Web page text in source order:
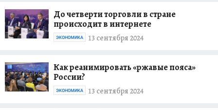
До четверти торговли в стране
происходит в интернете
13 сентября 2024
ЭКОНОМИКА
Как реанимировать «ржавые пояса»
России?
13 сентября 2024
ЭКОНОМИКА